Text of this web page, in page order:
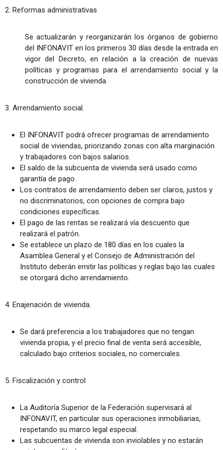
2. Reformas administrativas
Se actualizarán y reorganizarán los órganos de gobierno
del INFONAVIT en los primeros 30 días desde la entrada en
vigor del Decreto, en relación a la creación de nuevas
políticas y programas para el arrendamiento social y la
construcción de vivienda.
3. Arrendamiento social.
El INFONAVIT podrá ofrecer programas de arrendamiento
social de viviendas, priorizando zonas con alta marginación
y trabajadores con bajos salarios.
El saldo de la subcuenta de vivienda será usado como
garantía de pago.
Los contratos de arrendamiento deben ser claros, justos y
no discriminatorios, con opciones de compra bajo
condiciones específicas.
El pago de las rentas se realizará vía descuento que
realizará el patrón.
Se establece un plazo de 180 días en los cuales la
Asamblea General y el Consejo de Administración del
Instituto deberán emitir las políticas y reglas bajo las cuales
se otorgará dicho arrendamiento.
4. Enajenación de vivienda.
Se dará preferencia a los trabajadores que no tengan
vivienda propia, y el precio final de venta será accesible,
calculado bajo criterios sociales, no comerciales.
5. Fiscalización y control
La Auditoría Superior de la Federación supervisará al
INFONAVIT, en particular sus operaciones inmobiliarias,
respetando su marco legal especial.
Las subcuentas de vivienda son inviolables y no estarán